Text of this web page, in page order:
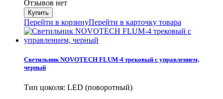
Отзывов нет
Перейти в корзинуПерейти в карточку товара
Светильник NOVOTECH FLUM-4 трековый с управлением,
черный
Тип цоколя: LED (поворотный)